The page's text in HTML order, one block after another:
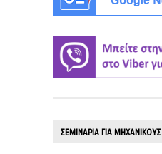
ΣΕΜΙΝΑΡΙΑ ΓΙΑ ΜΗΧΑΝΙΚΟΥΣ